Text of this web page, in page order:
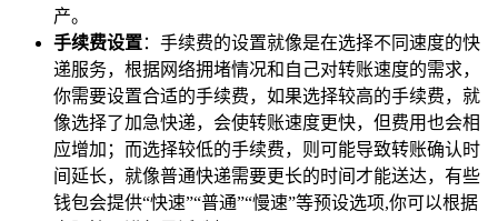
产。
手续费设置：手续费的设置就像是在选择不同速度的快
递服务，根据网络拥堵情况和自己对转账速度的需求，
你需要设置合适的手续费，如果选择较高的手续费，就
像选择了加急快递，会使转账速度更快，但费用也会相
应增加；而选择较低的手续费，则可能导致转账确认时
间延长，就像普通快递需要更长的时间才能送达，有些
钱包会提供“快速”“普通”“慢速”等预设选项,你可以根据